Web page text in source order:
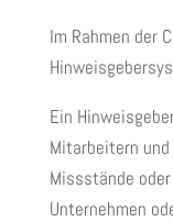
Im Rahmen der
Ein
Mitarbeitern
Missstände
Unternehmen